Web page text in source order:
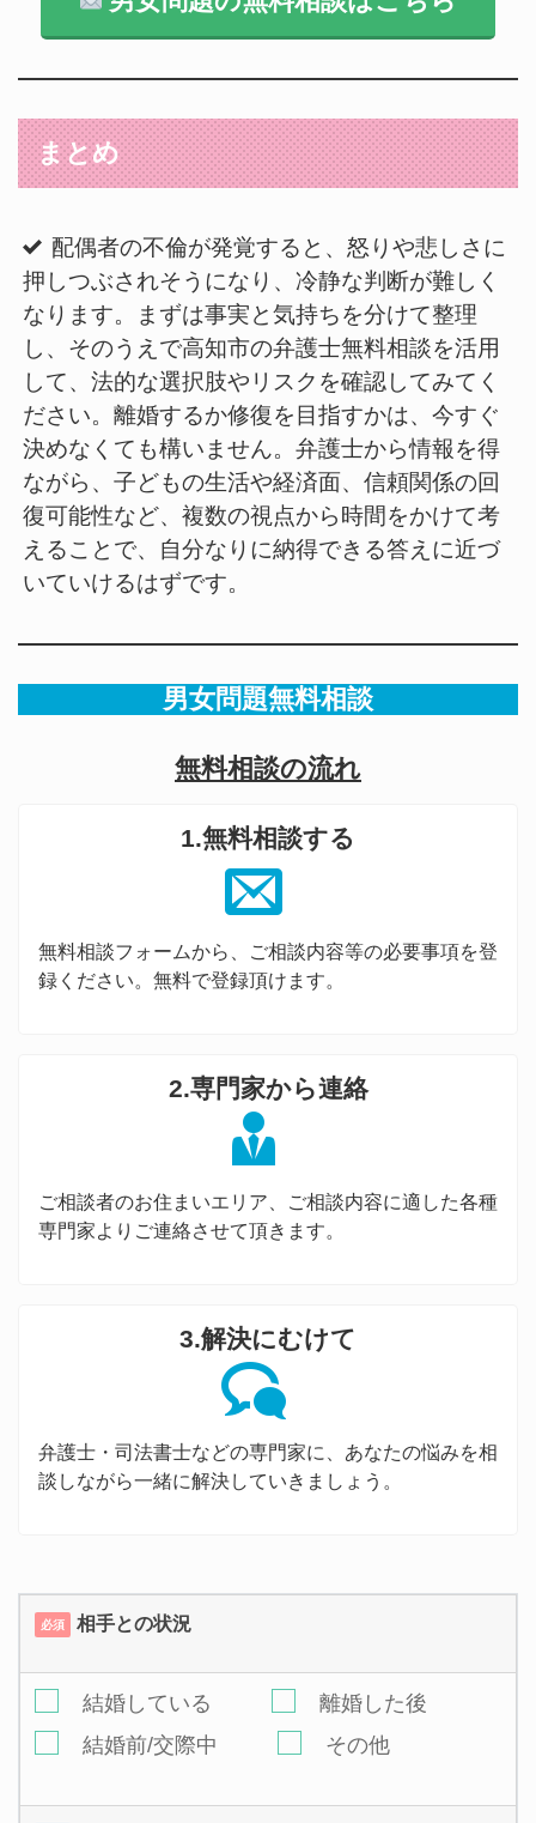
まとめ
配偶者の不倫が発覚すると、怒りや悲しさに
押しつぶされそうになり、冷静な判断が難しく
なります。まずは事実と気持ちを分けて整理
し、そのうえで高知市の弁護士無料相談を活用
して、法的な選択肢やリスクを確認してみてく
ださい。離婚するか修復を目指すかは、今すぐ
決めなくても構いません。弁護士から情報を得
ながら、子どもの生活や経済面、信頼関係の回
復可能性など、複数の視点から時間をかけて考
えることで、自分なりに納得できる答えに近づ
いていけるはずです。
男女問題無料相談
無料相談の流れ
1.無料相談する
無料相談フォームから、ご相談内容等の必要事項を登
録ください。無料で登録頂けます。
2.専門家から連絡
ご相談者のお住まいエリア、ご相談内容に適した各種
専門家よりご連絡させて頂きます。
3.解決にむけて
弁護士・司法書士などの専門家に、あなたの悩みを相
談しながら一緒に解決していきましょう。
必須 相手との状況
結婚している
離婚した後
結婚前/交際中
その他